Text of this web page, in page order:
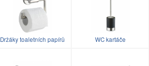
Držáky toaletních papírů WC kartáče